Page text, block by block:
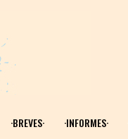
·BREVES· ·INFORMES·